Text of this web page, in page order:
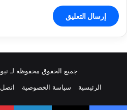
جميع الحقوق محفوظة لـ نيوز
الرئيسية
سياسة الخصوصية اتصل